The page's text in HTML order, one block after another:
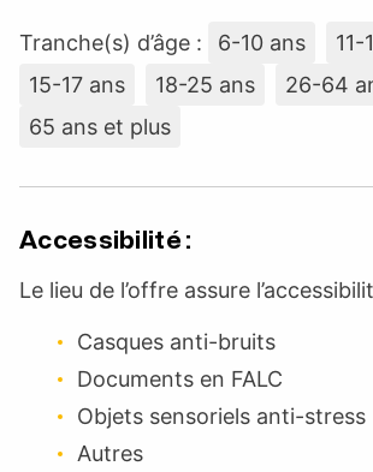
Tranche(s) d’âge : 6-10 ans
11-
15-17 ans
18-25 ans
26-64
65 ans et plus
Accessibilité :
Le lieu de l’offre assure
Casques anti-bruits
Documents en FALC
Objets sensoriels anti-stress
Autres